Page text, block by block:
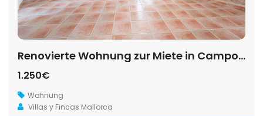
Renovierte Wohnung zur Miete in Campos mit Charme
1.250€
Wohnung
Villas y Fincas Mallorca